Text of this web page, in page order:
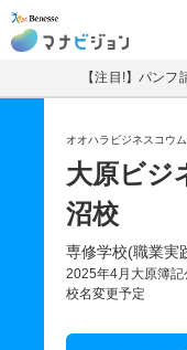
マナビ
【注目!】パン
オオハラビジネスコウ
大原ビジ
沼校
専修学校(職業
2025年4月大原簿記
校名変更予定